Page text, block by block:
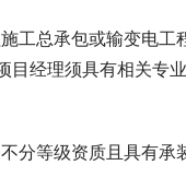
总承包或输变电工
经理须具有相关专
等级资质且具有承